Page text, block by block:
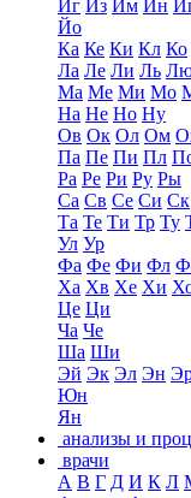
Иг Из Им Ин
Йо
Ка Ке Ки Кл Ко
Ла Ле Ли Ль
Ма Ме Ми Мо
На Не Но Ну
Ов Ок Ол Ом
Па Пе Пи Пл
Ра Ре Ри Ру Ры
Са Св Се Си Ск
Та Те Ти Тр Ту
Ул Ур
Фа Фе Фи Фл
Ха Хв Хе Хи
Це Ци
Ча Че
Ша Ши
Эй Эк Эл Эн
Юн
Ян
анализы и
врачи
А В Г Д И К Л